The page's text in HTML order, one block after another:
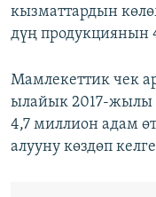
кызматтардын
дүң продукциянын
Мамлекеттик чек
ылайык 2017-жылы
4,7 миллион адам
алууну көздөп